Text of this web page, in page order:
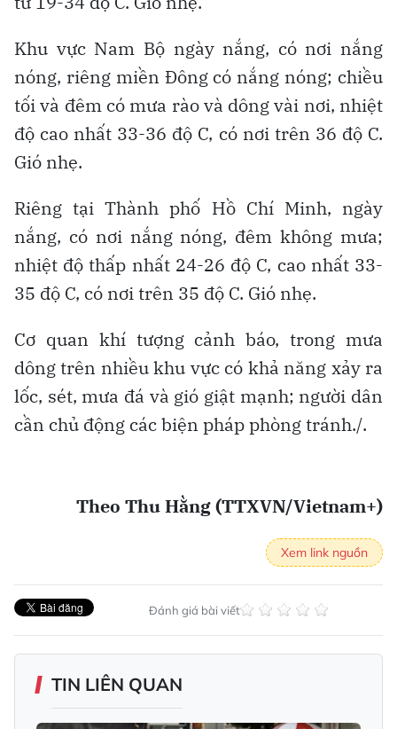
Khu vực Nam Bộ ngày nắng, có nơi nắng
nóng, riêng miền Đông có nắng nóng; chiều
tối và đêm có mưa rào và dông vài nơi, nhiệt
độ cao nhất 33-36 độ C, có nơi trên 36 độ C.
Gió nhẹ.
Riêng tại Thành phố Hồ Chí Minh, ngày
nắng, có nơi nắng nóng, đêm không mưa;
nhiệt độ thấp nhất 24-26 độ C, cao nhất 33-
35 độ C, có nơi trên 35 độ C. Gió nhẹ.
Cơ quan khí tượng cảnh báo, trong mưa
dông trên nhiều khu vực có khả năng xảy ra
lốc, sét, mưa đá và gió giật mạnh; người dân
cần chủ động các biện pháp phòng tránh./.
Theo Thu Hằng (TTXVN/Vietnam+)
Xem link nguồn
Đánh giá bài viết
TIN LIÊN QUAN